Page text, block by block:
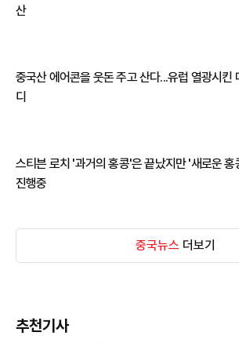
산
중국산 에어콘을 웃돈 주고 산다...유럽 열광시킨
디
스티븐 로치 '과거의 홍콩'은 끝났지만 '새로운 홍
진행중
중국뉴스 더보기
추천기사